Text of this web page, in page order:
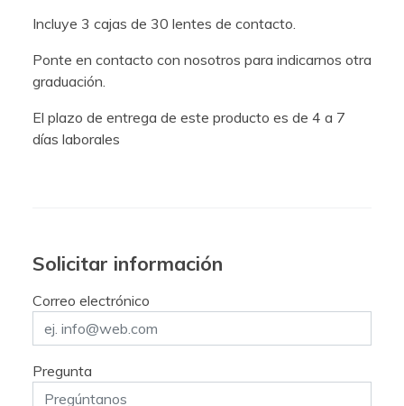
Incluye 3 cajas de 30 lentes de contacto.
Ponte en contacto con nosotros para indicarnos otra
graduación.
El plazo de entrega de este producto es de 4 a 7
días laborales
Solicitar información
Correo electrónico
Pregunta